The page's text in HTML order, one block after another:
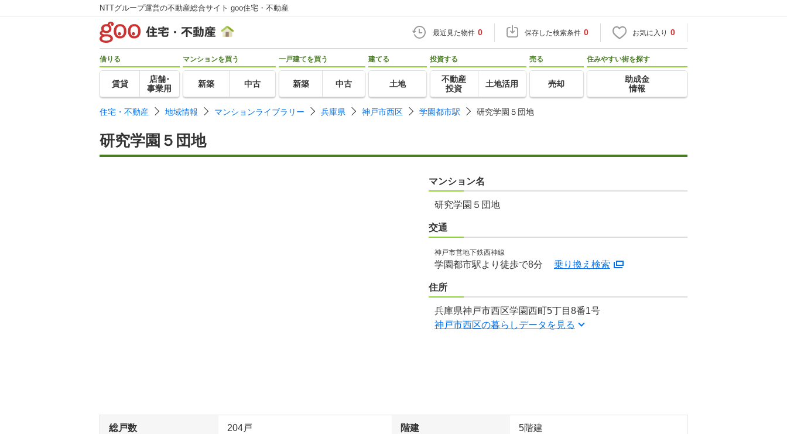
NTTグループ運営の不動産総合サイト goo住宅・不動産
最近見た物件 0 保存した検索条件 0 お気に入り 0
借りる
賃貸
店舗･
事業用
マンションを買う
新築 中古
一戸建てを買う
新築 中古
建てる
土地
投資する
不動産
投資
土地活用
売る
売却
住みやすい街を探す
助成金
情報
住宅・不動産 地域情報 マンションライブラリー 兵庫県 神戸市西区 学園都市駅 研究学園５団地
研究学園５団地
マンション名
研究学園５団地
交通
神戸市営地下鉄西神線
学園都市駅より徒歩で8分 乗り換え検索
住所
兵庫県神戸市西区学園西町5丁目8番1号
神戸市西区の暮らしデータを見る
総戸数 204戸 階建 5階建